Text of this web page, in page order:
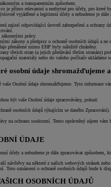
a transparentním způsobem.
je přímo relevantní a nezbytné pro účely, pro které
vyjádřené a legitimní účely a nebudeme je
zajistí odpovídající úroveň zabezpečení a
zákonnými právy.
zákony a předpisy o ochraně osobních údajů a
přenášené mimo EHP byly náležitě chráněny.
třetích stran (a jejich předávání třetím stranám)
materiály nebo do vašeho počítače
údaje shromažďujeme
Osobní údaje shromažďujeme. Tyto
být vaše Osobní údaje zpracovávány, pokud:
osobních údajů týkajícím se daného
na ochranu soukromí. Tento oprávněný zájem
ÚDAJE
účely a nebudeme je dále zpracovávat způsobem,
na některé z našich webových stránek
Toto oznámení o ochraně osobních údajů bude k
OSOBNÍCH ÚDAJŮ